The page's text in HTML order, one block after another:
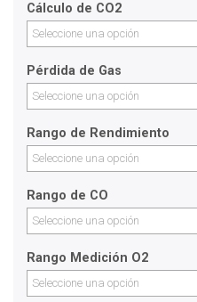
Cálculo de CO2
Seleccione una opción
Pérdida de Gas
Seleccione una opción
Rango de Rendimiento
Seleccione una opción
Rango de CO
Seleccione una opción
Rango Medición O2
Seleccione una opción